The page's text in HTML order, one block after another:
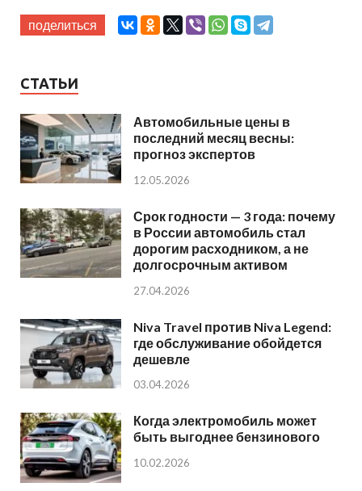
поделиться
СТАТЬИ
Автомобильные цены в
последний месяц весны:
прогноз экспертов
12.05.2026
Срок годности — 3 года: почему
в России автомобиль стал
дорогим расходником, а не
долгосрочным активом
27.04.2026
Niva Travel против Niva Legend:
где обслуживание обойдется
дешевле
03.04.2026
Когда электромобиль может
быть выгоднее бензинового
10.02.2026